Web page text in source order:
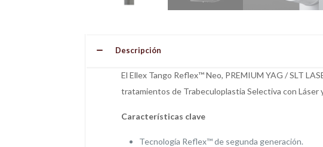
Descripción
El Ellex Tango Reflex™ Neo, PREMIUM YAG / SLT
tratamientos de Trabeculoplastia Selectiva con Láser
Características clave
Tecnología Reflex™ de segunda generación.